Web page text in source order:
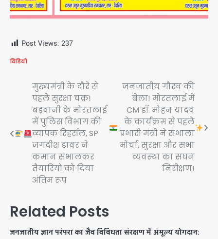
Post Views: 237
विडियो
Post
navigation
मुख्यमंत्री के दौरे से
पहले सुरक्षा चक्र!
बड़वानी के मोरतलाई
में पुलिस विभाग की
व्यापक रिहर्सल, SP
जगदीश डावर ने
कमान संभालकर
तैयारियों को दिया
अंतिम रूप
जनजातीय गौरव की
बेला! मोरतलाई में
CM डॉ. मोहन यादव
के कार्यक्रम से पहले
प्रभारी मंत्री ने संभाला
मोर्चा, सुरक्षा और सभा
व्यवस्था का सघन
निरीक्षण!
Related Posts
जनजातीय ज्ञान परंपरा का जैव विविधता संरक्षण में अमूल्य योगदान: